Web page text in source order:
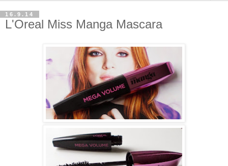
16.9.14
L'Oreal Miss Manga Mascara